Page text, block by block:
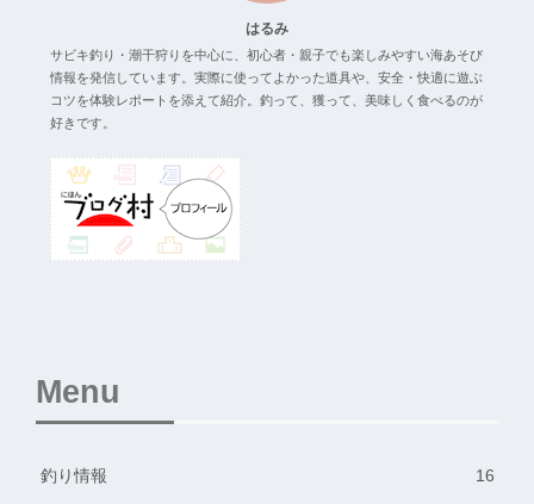
はるみ
サビキ釣り・潮干狩りを中心に、初心者・親子でも楽しみやすい海あそび
情報を発信しています。実際に使ってよかった道具や、安全・快適に遊ぶ
コツを体験レポートを添えて紹介。釣って、獲って、美味しく食べるのが
好きです。
Menu
釣り情報 16